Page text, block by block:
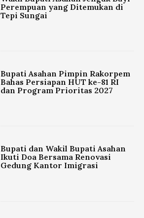
Perempuan yang Ditemukan di
Tepi Sungai
Bupati Asahan Pimpin Rakorpem
Bahas Persiapan HUT ke-81 RI
dan Program Prioritas 2027
Bupati dan Wakil Bupati Asahan
Ikuti Doa Bersama Renovasi
Gedung Kantor Imigrasi